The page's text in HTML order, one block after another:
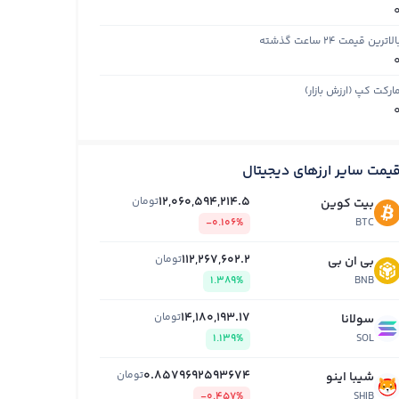
0
قیمت ۲۴ ساعت گذشته
0
مارکت کپ (ارزش بازار)
0
قیمت سایر ارزهای دیجیتال
بیت کوین
BTC
12,060,594,214.5تومان
-0.106%
بی ان بی
BNB
112,267,602.2تومان
1.389%
سولانا
SOL
14,180,193.17تومان
1.139%
شیبا اینو 0.8579692593674تومان